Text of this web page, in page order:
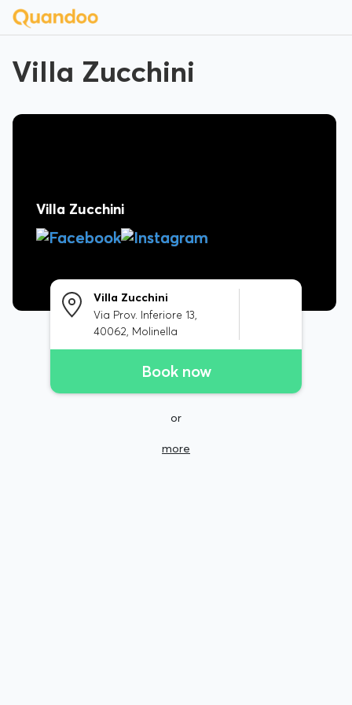
Villa Zucchini
Villa Zucchini
Villa Zucchini
Via Prov. Inferiore 13,
40062, Molinella
Book now
or
more